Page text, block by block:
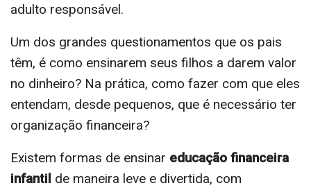
adulto responsável.
Um dos grandes questionamentos que os pais
têm, é como ensinarem seus filhos a darem valor
no dinheiro? Na prática, como fazer com que eles
entendam, desde pequenos, que é necessário ter
organização financeira?
Existem formas de ensinar educação financeira
infantil de maneira leve e divertida, com